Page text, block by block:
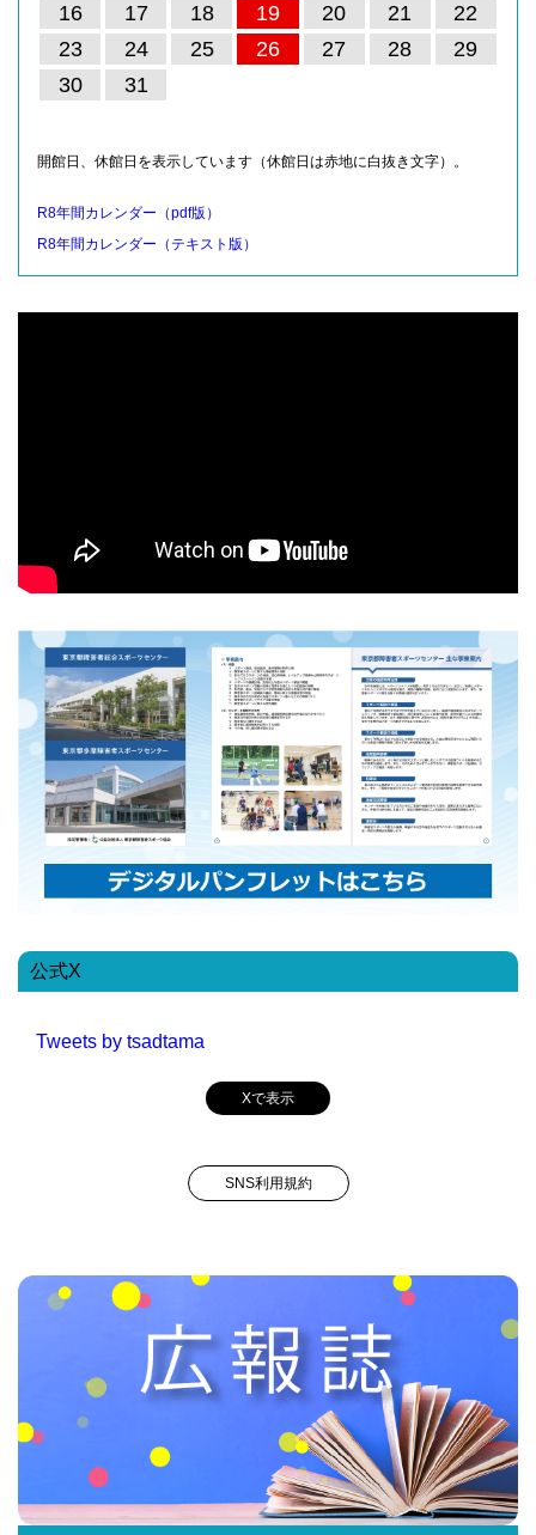
16
17 18 19 20 21
22
23
24 25 26 27 28
29
30
31
開館日、休館日を表示しています（休館日は赤地に白抜き文字）。
R8年間カレンダー（pdf版）
R8年間カレンダー（テキスト版）
公式X
Tweets by tsadtama
Xで表示
SNS利用規約